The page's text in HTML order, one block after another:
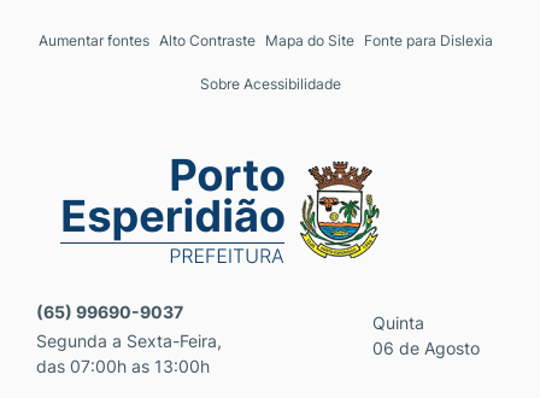
Seção de atalhos e links
Ir para a busca [alt+3]
Aumentar fontes Alto Contraste Mapa do Site Fonte para Dislexia
Sobre Acessibilidade
Seção do menu principal
(65) 99690-9037
Segunda a Sexta-Feira,
das 07:00h as 13:00h
Quinta
06 de Agosto